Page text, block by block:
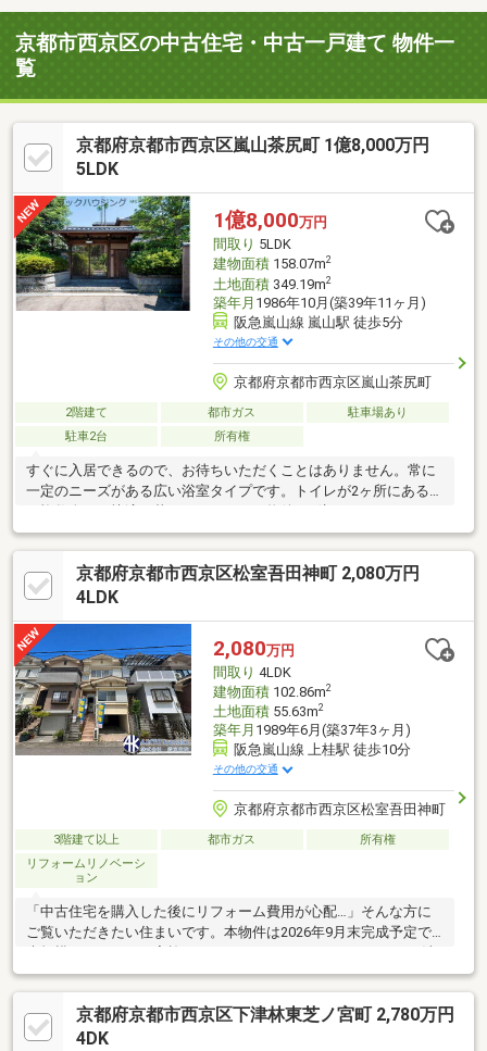
京都市西京区の中古住宅・中古一戸建て 物件一
覧
京都府京都市西京区嵐山茶尻町 1億8,000万円
5LDK
1億8,000万円
間取り 5LDK
建物面積158.07m2
土地面積349.19m2
築年月 1986年10月(築39年11ヶ月)
阪急嵐山線 嵐山駅 徒歩5分
その他の交通
京都府京都市西京区嵐山茶尻町
2階建て 都市ガス
駐車場あり
駐車2台
所有権
すぐに入居できるので、お待ちいただくことはありません。常に
一定のニーズがある広い浴室タイプです。トイレが2ヶ所にあるの
ており設備内容も充実です。こちらは中古の戸建て物件です。駅
から物件まで徒歩5分です。車での急な来客時にも対応できるの
が、駐車2台可能な物件です。
京都府京都市西京区松室吾田神町 2,080万円
4LDK
2,080万円
間取り 4LDK
建物面積102.86m2
土地面積55.63m2
築年月 1989年6月(築37年3ヶ月)
阪急嵐山線 上桂駅 徒歩10分
その他の交通
京都府京都市西京区松室吾田神町
3階建て以上 都市ガス
所有権
リフォームリノベーシ
ョン
「中古住宅を購入した後にリフォーム費用が心配…」そんな方に
ご覧いただきたい住まいです。本物件は2026年9月末完成予定で
面化粧台、トイレ、給湯器などの水回りを新調し、クロスや床、
建具も一新予定です。阪急「上桂」駅徒歩10分、生活施設も徒歩
圏内にそろい、住み始めやすさと暮らしやすさを両立。・システ
ムキッチン・浴室・洗面・トイレ・給湯器を新調予定・全室クロ
京都府京都市西京区下津林東芝ノ宮町 2,780万円
4DK